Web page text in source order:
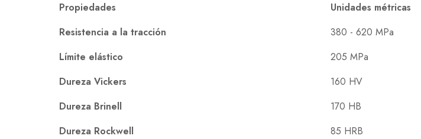
Propiedades Unidades métricas
Resistencia a la tracción
380 - 620 MPa
Límite elástico
205 MPa
Dureza Vickers
160 HV
Dureza Brinell
170 HB
Dureza Rockwell
85 HRB